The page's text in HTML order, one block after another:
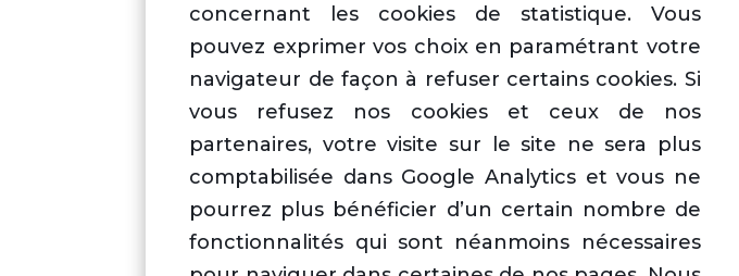
concernant les cookies de statistique. Vous
pouvez exprimer vos choix en paramétrant votre
navigateur de façon à refuser certains cookies. Si
vous refusez nos cookies et ceux de nos
partenaires, votre visite sur le site ne sera plus
comptabilisée dans Google Analytics et vous ne
pourrez plus bénéficier d’un certain nombre de
fonctionnalités qui sont néanmoins nécessaires